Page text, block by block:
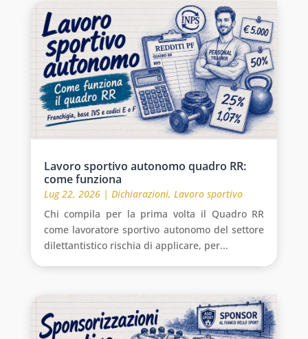
Lavoro sportivo autonomo quadro RR:
come funziona
Lug 22, 2026| Dichiarazioni, Lavoro sportivo
Chi compila per la prima volta il Quadro RR
come lavoratore sportivo autonomo del settore
dilettantistico rischia di applicare, per...